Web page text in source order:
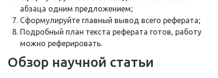
абзаца одним предложением;
Сформулируйте главный вывод всего реферата;
Подробный план текста реферата готов, работу
можно реферировать.
Обзор научной статьи